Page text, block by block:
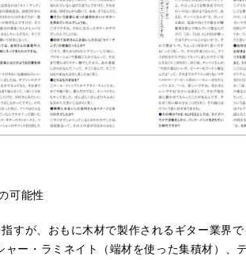
可能性
すが、おもに木材で製作されるギター業界
ー・ラミネイト（端材を使った集積材）、